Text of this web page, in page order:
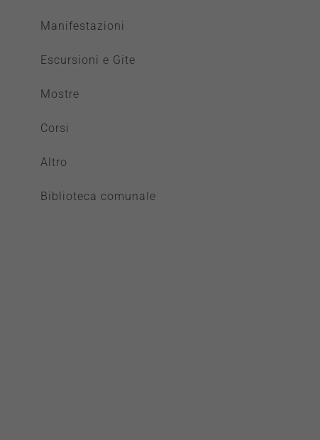
Manifestazioni
Escursioni e Gite
Mostre
Corsi
Altro
Biblioteca comunale